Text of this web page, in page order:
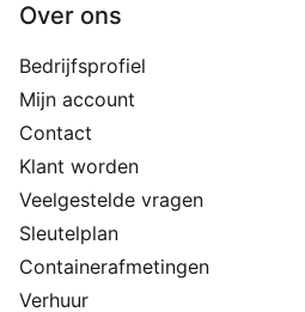
Over ons
Bedrijfsprofiel
Mijn account
Contact
Klant worden
Veelgestelde vragen
Sleutelplan
Containerafmetingen
Verhuur